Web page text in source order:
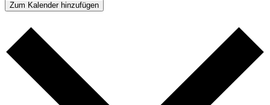
Zum Kalender hinzufügen